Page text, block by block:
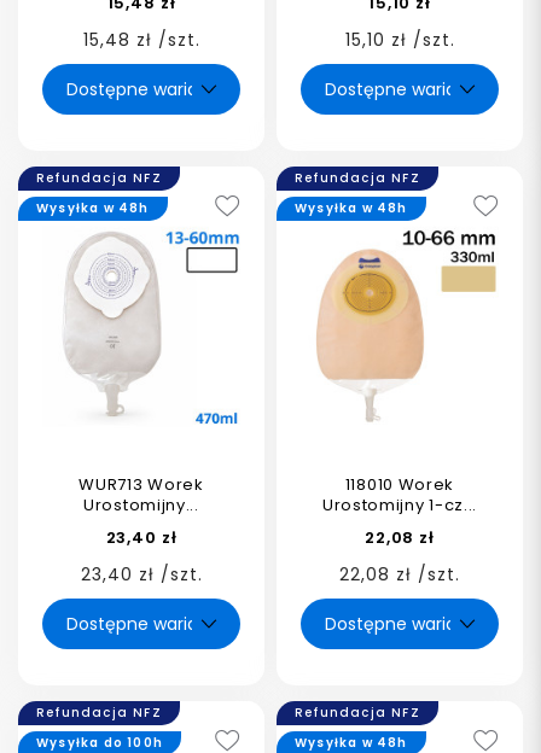
15,48 zł /szt. 15,10 zł /szt.
Refundacja NFZ
WUR713 Worek
Urostomijny...
23,40 zł
23,40 zł /szt.
Wysyłka w 48h
Refundacja NFZ
118010 Worek
Urostomijny 1-cz...
22,08 zł
22,08 zł /szt.
Wysyłka w 48h
Refundacja NFZ
Wysyłka do 100h
Refundacja NFZ
Wysyłka w 48h